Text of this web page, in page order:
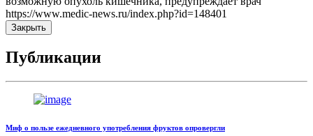
https://www.medic-news.ru/index.php?id=148401
Закрыть
Публикации
Миф о пользе ежедневного употребления фруктов опровергли